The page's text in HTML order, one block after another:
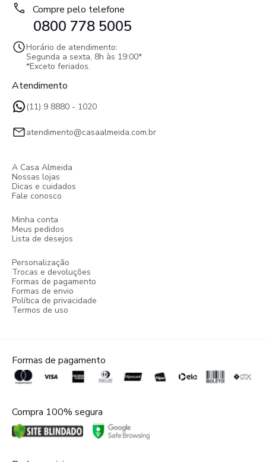
Compre pelo telefone
0800 778 5005
Horário de atendimento:
Segunda a sexta, 8h às 19:00*
*Exceto feriados.
Atendimento
(11) 9 8880 - 1020
atendimento@casaalmeida.com.br
A Casa Almeida
Nossas lojas
Dicas e cuidados
Fale conosco
Minha conta
Meus pedidos
Lista de desejos
Personalização
Trocas e devoluções
Formas de pagamento
Formas de envio
Política de privacidade
Termos de uso
Formas de pagamento
Compra 100% segura